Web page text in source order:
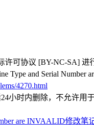
许可协议 [BY-NC-SA] 进
Type and Serial Number
4270.html
小时内删除，不允许用
are INVAALID修改笔